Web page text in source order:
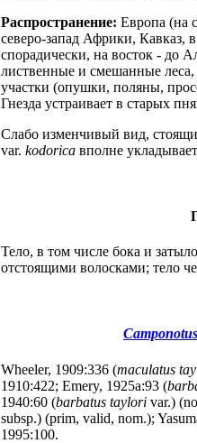
Распространение: Европа (на
северо-запад Африки, Кавказ,
спорадически, на восток - до
лиственные и смешанные
участки (опушки, поляны,
Гнезда устраивает в старых
Слабо изменчивый вид,
var. kodorica вполне
Тело, в том числе бока и
отстоящими волосками; тело
Wheeler, 1909:336 (maculatus
1910:422; Emery, 1925a:93 (
1940:60 (barbatus taylori var.)
subsp.) (prim, valid, nom.);
1995:100.